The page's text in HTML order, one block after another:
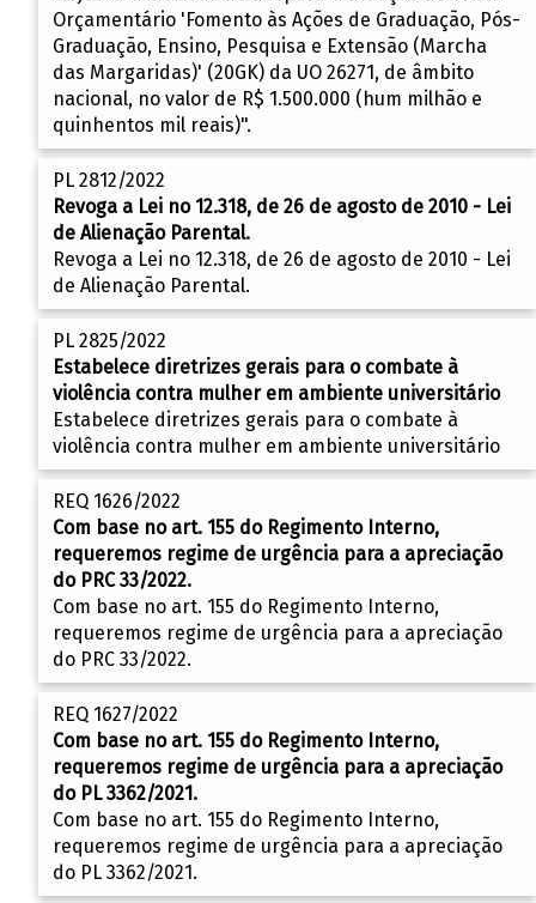
Orçamentário 'Fomento às Ações de Graduação, Pós-
Graduação, Ensino, Pesquisa e Extensão (Marcha
das Margaridas)' (20GK) da UO 26271, de âmbito
nacional, no valor de R$ 1.500.000 (hum milhão e
quinhentos mil reais)".
PL 2812/2022
Revoga a Lei no 12.318, de 26 de agosto de 2010 - Lei
de Alienação Parental.
Revoga a Lei no 12.318, de 26 de agosto de 2010 - Lei
de Alienação Parental.
PL 2825/2022
Estabelece diretrizes gerais para o combate à
violência contra mulher em ambiente universitário
Estabelece diretrizes gerais para o combate à
violência contra mulher em ambiente universitário
REQ 1626/2022
Com base no art. 155 do Regimento Interno,
requeremos regime de urgência para a apreciação
do PRC 33/2022.
Com base no art. 155 do Regimento Interno,
requeremos regime de urgência para a apreciação
do PRC 33/2022.
REQ 1627/2022
Com base no art. 155 do Regimento Interno,
requeremos regime de urgência para a apreciação
do PL 3362/2021.
Com base no art. 155 do Regimento Interno,
requeremos regime de urgência para a apreciação
do PL 3362/2021.